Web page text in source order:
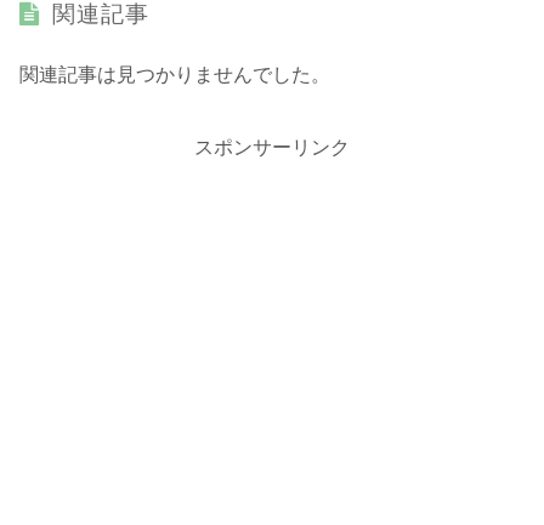
関連記事
関連記事は見つかりませんでした。
スポンサーリンク